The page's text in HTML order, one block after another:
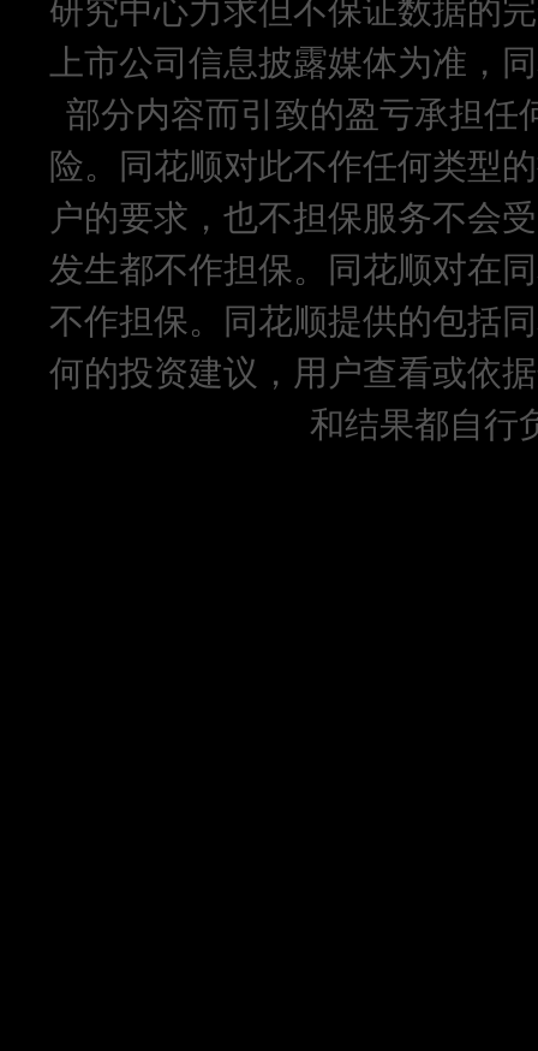
研究中心力求但不保证数据的
上市公司信息披露媒体为准，
部分内容而引致的盈亏承担任
险。同花顺对此不作任何类型
户的要求，也不担保服务不会
发生都不作担保。同花顺对在
不作担保。同花顺提供的包括
何的投资建议，用户查看或依
和结果都自行